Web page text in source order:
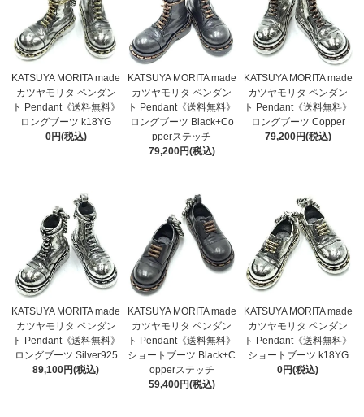
KATSUYA MORITA made
カツヤモリタ ペンダン
ト Pendant《送料無料》
ロングブーツ k18YG
0円(税込)
KATSUYA MORITA made
カツヤモリタ ペンダン
ト Pendant《送料無料》
ロングブーツ Black+Co
pperステッチ
79,200円(税込)
KATSUYA MORITA made
カツヤモリタ ペンダン
ト Pendant《送料無料》
ロングブーツ Copper
79,200円(税込)
KATSUYA MORITA made
カツヤモリタ ペンダン
ト Pendant《送料無料》
ロングブーツ Silver925
89,100円(税込)
KATSUYA MORITA made
カツヤモリタ ペンダン
ト Pendant《送料無料》
ショートブーツ Black+C
opperステッチ
59,400円(税込)
KATSUYA MORITA made
カツヤモリタ ペンダン
ト Pendant《送料無料》
ショートブーツ k18YG
0円(税込)